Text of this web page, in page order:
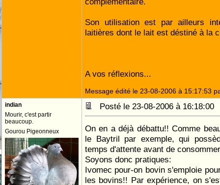
Son utilisation est par ailleurs
laitières dont le lait est déstiné à la
A vos réflexions...
Message édité le 23-08-2006 à 15:17:53
indian
Mourir, c'est partir
beaucoup.
Gourou Pigeonneux
Posté le 23-08-2006 à
On en a déjà débattu!! Comme
le Baytril par exemple, qui
temps d'attente avant de
Soyons donc pratiques:
Ivomec pour-on bovin s'emploie
les bovins!! Par expérience, on